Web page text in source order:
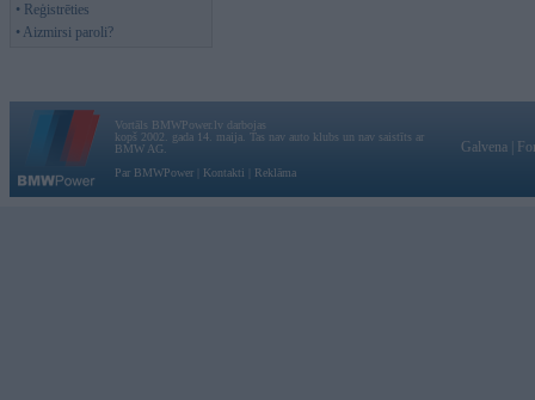
• Reģistrēties
• Aizmirsi paroli?
Vortāls BMWPower.lv darbojas
kopš 2002. gada 14. maija. Tas nav auto klubs un nav saistīts ar
BMW AG.
Par BMWPower
Kontakti Reklāma
Galvena